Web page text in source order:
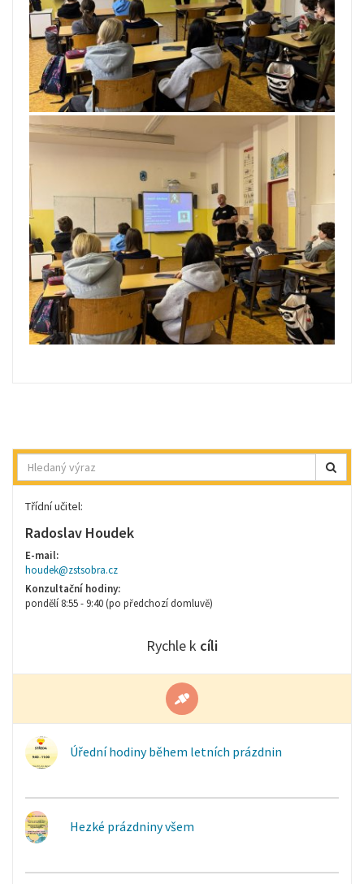
Hledat
Třídní učitel:
Radoslav Houdek
E-mail:
houdek@zstsobra.cz
Konzultační hodiny:
pondělí 8:55 - 9:40 (po předchozí domluvě)
Rychle k cíli
Úřední hodiny během letních prázdnin
Hezké prázdniny všem